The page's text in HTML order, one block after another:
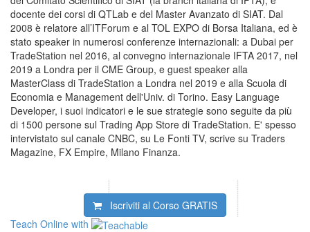
docente dei corsi di QTLab e del Master Avanzato di SIAT. Dal
2008 è relatore all’ITForum e al TOL EXPO di Borsa Italiana, ed è
stato speaker in numerosi conferenze internazionali: a Dubai per
TradeStation nel 2016, al convegno internazionale IFTA 2017, nel
2019 a Londra per il CME Group, e guest speaker alla
MasterClass di TradeStation a Londra nel 2019 e alla Scuola di
Economia e Management dell'Univ. di Torino. Easy Language
Developer, i suoi indicatori e le sue strategie sono seguite da più
di 1500 persone sul Trading App Store di TradeStation. E' spesso
intervistato sul canale CNBC, su Le Fonti TV, scrive su Traders
Magazine, FX Empire, Milano Finanza.
Iscriviti al Corso GRATIS
Teach Online with